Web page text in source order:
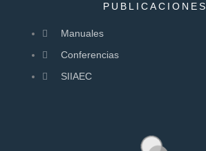
PUBLICACIONES
Manuales
Conferencias
SIIAEC